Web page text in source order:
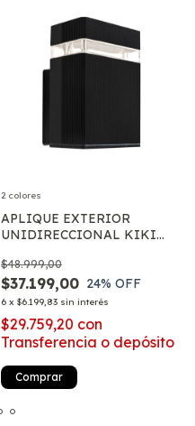
APLIQUE EXTERIOR
UNIDIRECCIONAL KIKI
APTO GU10 MARKAS
$37.199,00
$48.999,00
24% OFF
6 x $6.199,83 sin interés
$29.759,20 con
Transferencia o depósito
2 colores
Comprar